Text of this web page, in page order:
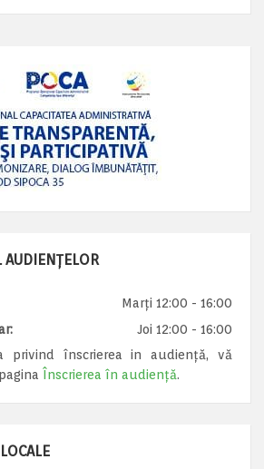
AUDIENȚELOR
Marți 12:00 - 16:00
Joi 12:00 - 16:00
privind înscrierea in audiență, vă
Înscrierea în audiență.